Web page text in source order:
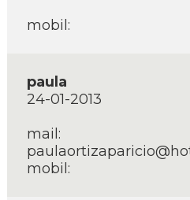
mobil:
paula
24-01-2013
mail:
mobil: